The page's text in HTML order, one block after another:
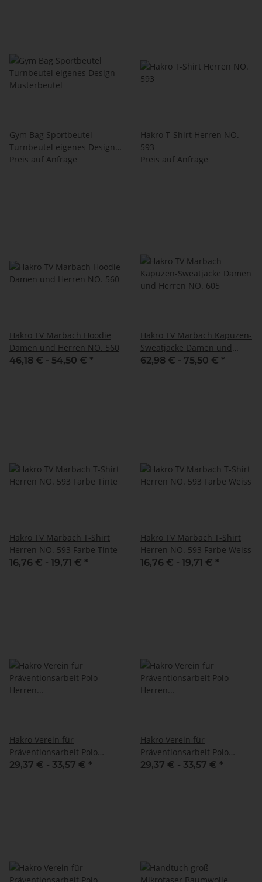
Gym Bag Sportbeutel
Turnbeutel eigenes Design
Musterbeutel
Preis auf Anfrage
Hakro T-Shirt Herren NO.
593
Preis auf Anfrage
Hakro TV Marbach Hoodie
Damen und Herren NO. 560
46,18 € - 54,50 € *
Hakro TV Marbach Kapuzen-
Sweatjacke Damen und
Herren NO. 605
62,98 € - 75,50 € *
Hakro TV Marbach T-Shirt
Herren NO. 593 Farbe Tinte
16,76 € - 19,71 € *
Hakro TV Marbach T-Shirt
Herren NO. 593 Farbe Weiss
16,76 € - 19,71 € *
Hakro Verein für
Präventionsarbeit Polo
Herren NO. 810 Farbe
29,37 € - 33,57 € *
Hakro Verein für
Präventionsarbeit Polo
Herren NO. 810 Farbe
29,37 € - 33,57 € *